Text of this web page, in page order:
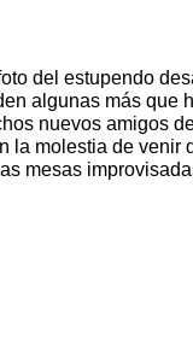
del estupendo
algunas más que
nuevos amigos
la molestia de
mesas